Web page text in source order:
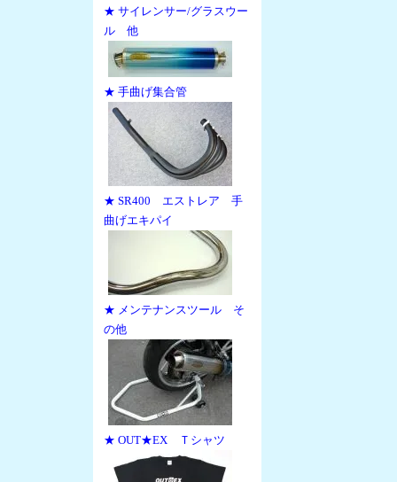
★ サイレンサー/グラスウー
ル 他
★ 手曲げ集合管
★ SR400 エストレア 手
曲げエキパイ
★ メンテナンスツール そ
の他
★ OUT★EX Ｔシャツ